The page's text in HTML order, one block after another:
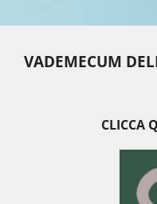
VADEMECUM
CLICCA